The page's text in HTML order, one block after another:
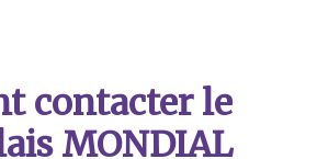
contacter le
MONDIAL